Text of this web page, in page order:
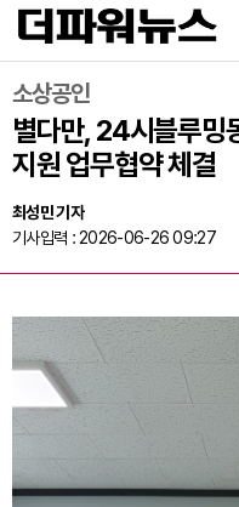
소상공인
별다만, 24시블루밍
지원 업무협약 체결
최성민 기자
기사입력 : 2026-06-26 09:27